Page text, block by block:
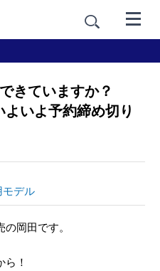
きていますか？
いよ予約締め切り
モデル
岡田です。
！